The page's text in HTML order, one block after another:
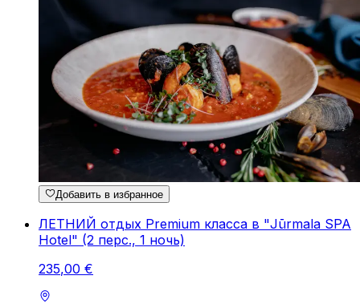
Добавить в избранное
ЛЕТНИЙ отдых Premium класса в "Jūrmala SPA
Hotel" (2 перс., 1 ночь)
235,00 €